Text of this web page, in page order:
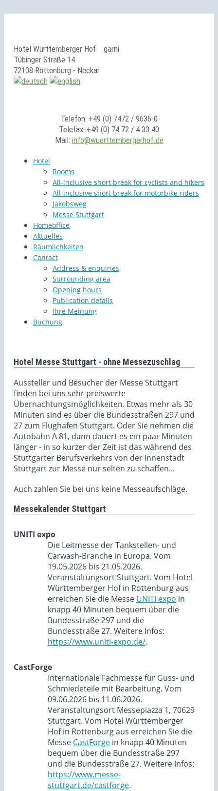
Hotel Württemberger Hof
garni
Tübinger Straße 14
72108 Rottenburg - Neckar
Telefon: +49 (0) 7472 / 9636-0
Telefax: +49 (0) 74 72 / 4 33 40
Mail: info@wuerttembergerhof.de
Hotel
Rooms
All-inclusive short break for cyclists and hikers
All-inclusive short break for motorbike riders
Jakobsweg
Messe Stuttgart
Homeoffice
Aktuelles
Räumlichkeiten
Contact
Address & enquiries
Surrounding area
Opening hours
Publication details
Ihre Meinung
Buchung
Hotel Messe Stuttgart - ohne Messezuschlag
Aussteller und Besucher der Messe Stuttgart
finden bei uns sehr preiswerte
Übernachtungsmöglichkeiten. Etwas mehr als 30
Minuten sind es über die Bundesstraßen 297 und
27 zum Flughafen Stuttgart. Oder Sie nehmen die
Autobahn A 81, dann dauert es ein paar Minuten
länger - in so kurzer der Zeit ist das während des
Stuttgarter Berufsverkehrs von der Innenstadt
Stuttgart zur Messe nur selten zu schaffen...
Auch zahlen Sie bei uns keine Messeaufschläge.
Messekalender Stuttgart
UNITI expo
Die Leitmesse der Tankstellen- und
Carwash-Branche in Europa. Vom
19.05.2026 bis 21.05.2026.
Veranstaltungsort Stuttgart. Vom Hotel
Württemberger Hof in Rottenburg aus
erreichen Sie die Messe UNITI expo in
knapp 40 Minuten bequem über die
Bundesstraße 297 und die
Bundesstraße 27. Weitere Infos:
https://www.uniti-expo.de/.
CastForge
Internationale Fachmesse für Guss- und
Schmiedeteile mit Bearbeitung. Vom
09.06.2026 bis 11.06.2026.
Veranstaltungsort Messepiazza 1, 70629
Stuttgart. Vom Hotel Württemberger
Hof in Rottenburg aus erreichen Sie die
Messe CastForge in knapp 40 Minuten
bequem über die Bundesstraße 297
und die Bundesstraße 27. Weitere Infos:
https://www.messe-
stuttgart.de/castforge.